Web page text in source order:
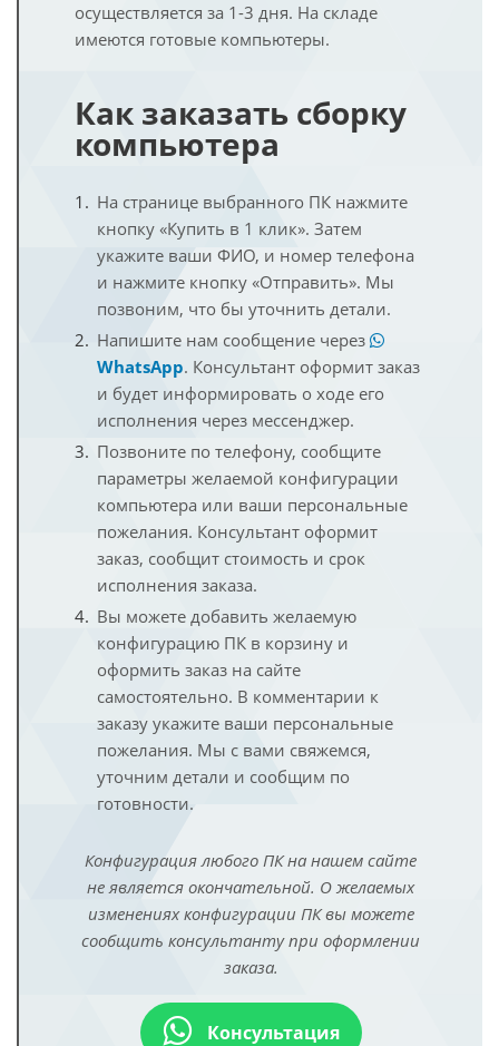
осуществляется за 1-3 дня. На складе
имеются готовые компьютеры.
Как заказать сборку
компьютера
На странице выбранного ПК нажмите
кнопку «Купить в 1 клик». Затем
укажите ваши ФИО, и номер телефона
и нажмите кнопку «Отправить». Мы
позвоним, что бы уточнить детали.
Напишите нам сообщение через
WhatsApp. Консультант оформит заказ
и будет информировать о ходе его
исполнения через мессенджер.
Позвоните по телефону, сообщите
параметры желаемой конфигурации
компьютера или ваши персональные
пожелания. Консультант оформит
заказ, сообщит стоимость и срок
исполнения заказа.
Вы можете добавить желаемую
конфигурацию ПК в корзину и
оформить заказ на сайте
самостоятельно. В комментарии к
заказу укажите ваши персональные
пожелания. Мы с вами свяжемся,
уточним детали и сообщим по
готовности.
Конфигурация любого ПК на нашем сайте
не является окончательной. О желаемых
изменениях конфигурации ПК вы можете
сообщить консультанту при оформлении
заказа.
Консультация